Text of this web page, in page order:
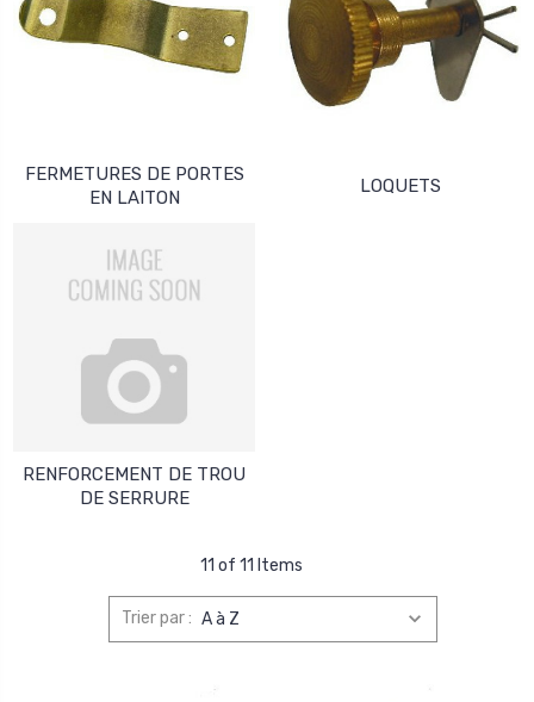
FERMETURES DE PORTES
EN LAITON
LOQUETS
RENFORCEMENT DE TROU
DE SERRURE
11 of 11 Items
Trier par :